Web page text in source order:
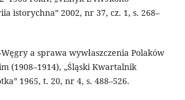
istorychna” 2002, nr 37, cz. 1, s. 268–
a sprawa wywłaszczenia Polaków
(1908–1914), „Śląski Kwartalnik
1965, t. 20, nr 4, s. 488–526.